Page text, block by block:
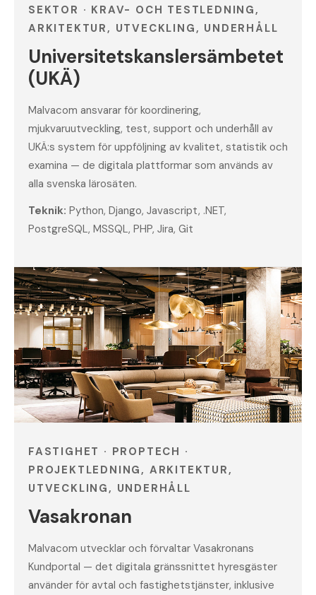
SEKTOR · KRAV- OCH TESTLEDNING,
ARKITEKTUR, UTVECKLING, UNDERHÅLL
Universitetskanslersämbetet
(UKÄ)
Malvacom ansvarar för koordinering,
mjukvaruutveckling, test, support och underhåll av
UKÄ:s system för uppföljning av kvalitet, statistik och
examina — de digitala plattformar som används av
alla svenska lärosäten.
Teknik: Python, Django, Javascript, .NET,
PostgreSQL, MSSQL, PHP, Jira, Git
FASTIGHET · PROPTECH ·
PROJEKTLEDNING, ARKITEKTUR,
UTVECKLING, UNDERHÅLL
Vasakronan
Malvacom utvecklar och förvaltar Vasakronans
Kundportal — det digitala gränssnittet hyresgäster
använder för avtal och fastighetstjänster, inklusive